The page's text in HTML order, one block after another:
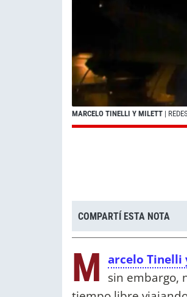
MARCELO TINELLI Y MILETT |
COMPARTÍ ESTA NOTA
M arcelo Tinelli
sin embargo,